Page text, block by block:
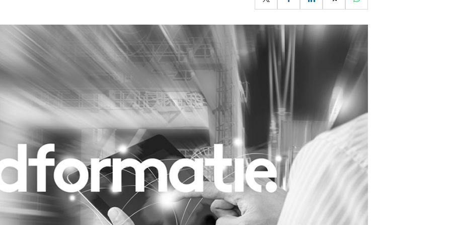
Reputatie & crisis